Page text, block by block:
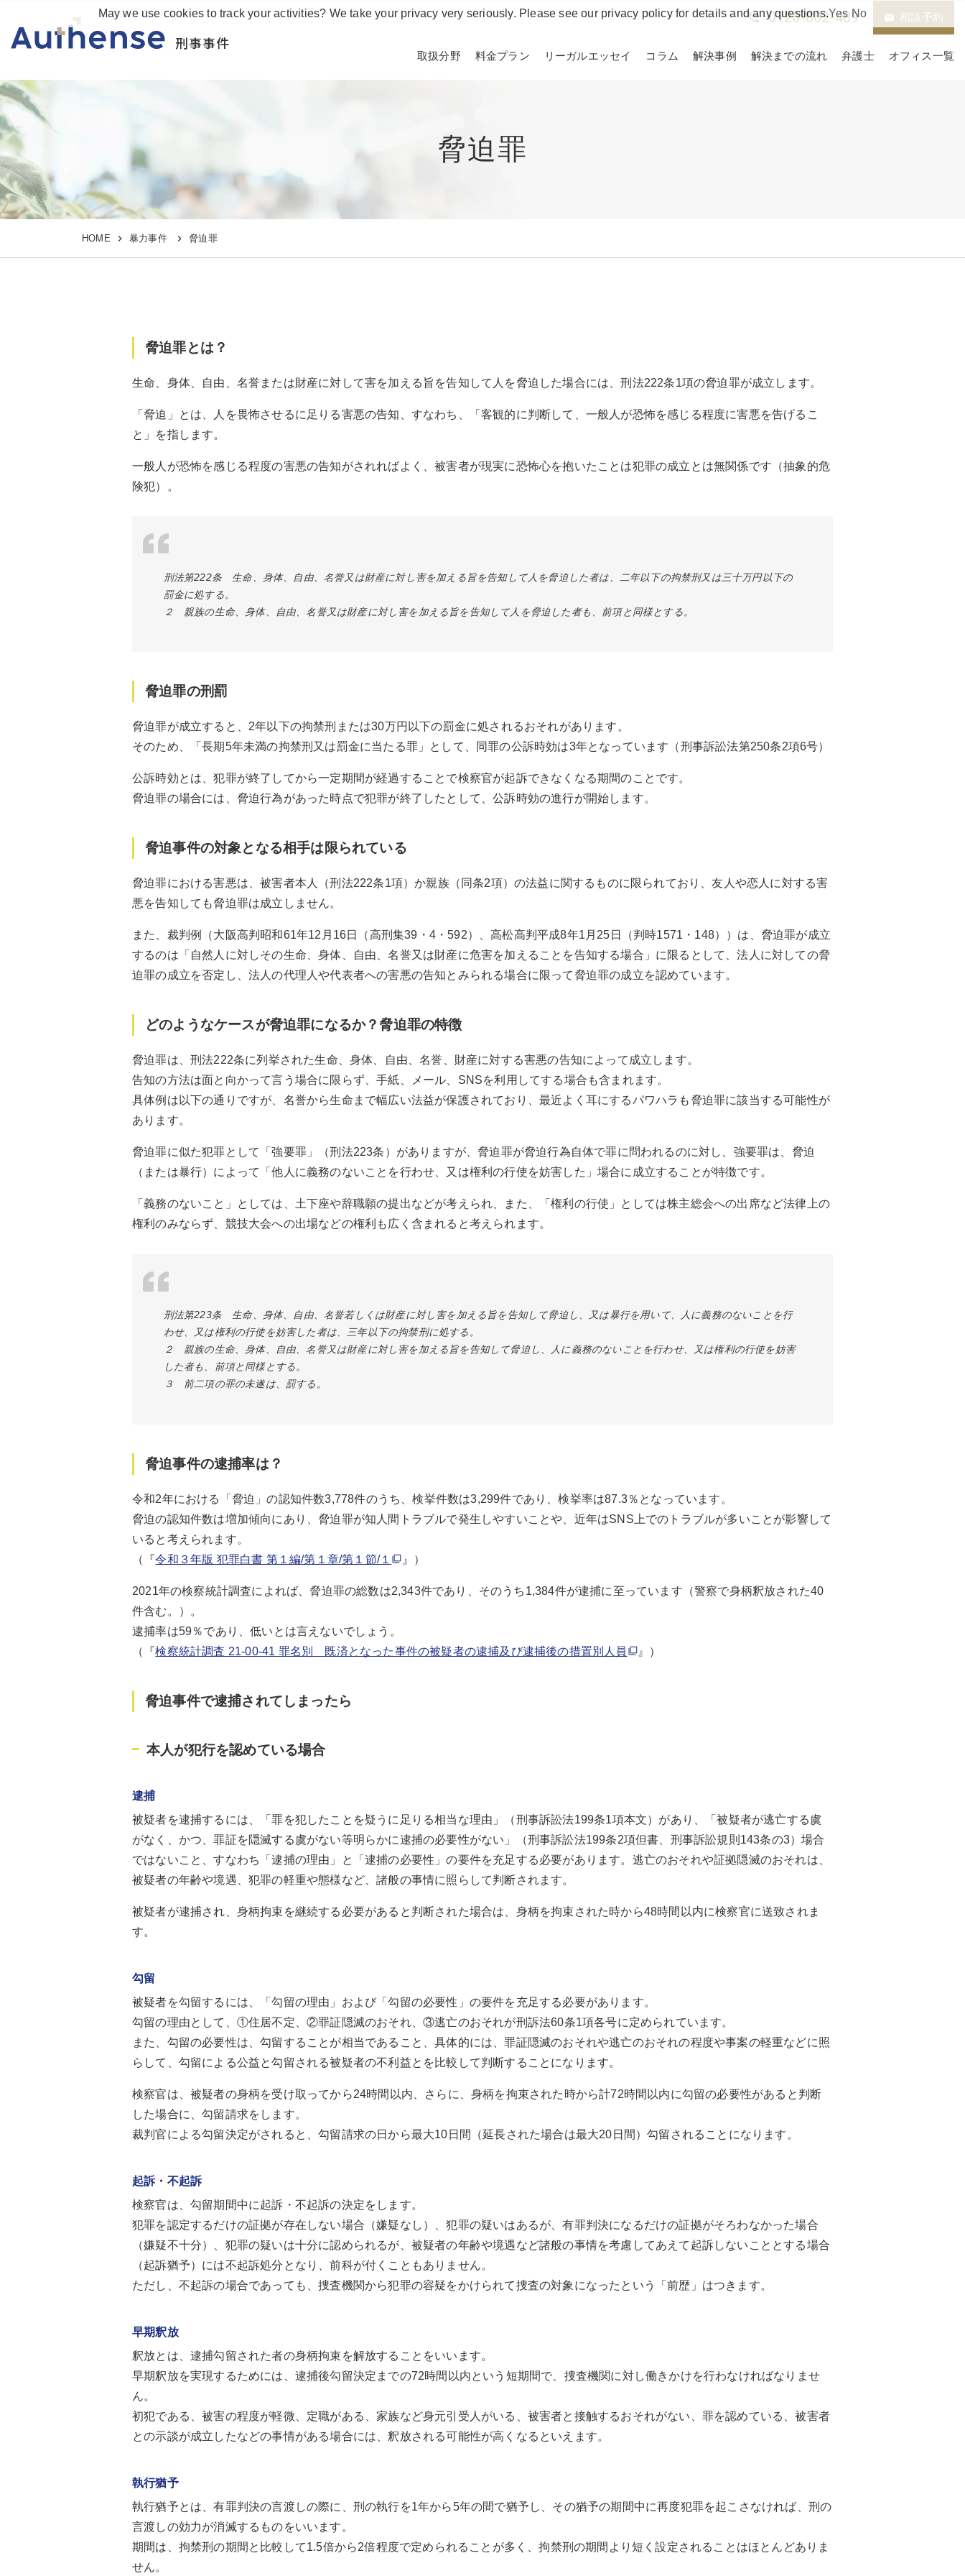
刑事事件
phone_in_talk 0120-002-489 email 相談予約
取扱分野 料金プラン リーガルエッセイ コラム 解決事例 解決までの流れ 弁護士 オフィス一覧
脅迫罪
HOME 暴力事件 脅迫罪
脅迫罪とは？
生命、身体、自由、名誉または財産に対して害を加える旨を告知して人を脅迫した場合には、刑法222条1項の脅迫罪が成立します。
「脅迫」とは、人を畏怖させるに足りる害悪の告知、すなわち、「客観的に判断して、一般人が恐怖を感じる程度に害悪を告げるこ
と」を指します。
一般人が恐怖を感じる程度の害悪の告知がされればよく、被害者が現実に恐怖心を抱いたことは犯罪の成立とは無関係です（抽象的危
険犯）。
刑法第222条 生命、身体、自由、名誉又は財産に対し害を加える旨を告知して人を脅迫した者は、二年以下の拘禁刑又は三十万円以下の
罰金に処する。
２ 親族の生命、身体、自由、名誉又は財産に対し害を加える旨を告知して人を脅迫した者も、前項と同様とする。
脅迫罪の刑罰
脅迫罪が成立すると、2年以下の拘禁刑または30万円以下の罰金に処されるおそれがあります。
そのため、「長期5年未満の拘禁刑又は罰金に当たる罪」として、同罪の公訴時効は3年となっています（刑事訴訟法第250条2項6号）
公訴時効とは、犯罪が終了してから一定期間が経過することで検察官が起訴できなくなる期間のことです。
脅迫罪の場合には、脅迫行為があった時点で犯罪が終了したとして、公訴時効の進行が開始します。
脅迫事件の対象となる相手は限られている
脅迫罪における害悪は、被害者本人（刑法222条1項）か親族（同条2項）の法益に関するものに限られており、友人や恋人に対する害
悪を告知しても脅迫罪は成立しません。
また、裁判例（大阪高判昭和61年12月16日（高刑集39・4・592）、高松高判平成8年1月25日（判時1571・148））は、脅迫罪が成立
するのは「自然人に対しその生命、身体、自由、名誉又は財産に危害を加えることを告知する場合」に限るとして、法人に対しての脅
迫罪の成立を否定し、法人の代理人や代表者への害悪の告知とみられる場合に限って脅迫罪の成立を認めています。
どのようなケースが脅迫罪になるか？脅迫罪の特徴
脅迫罪は、刑法222条に列挙された生命、身体、自由、名誉、財産に対する害悪の告知によって成立します。
告知の方法は面と向かって言う場合に限らず、手紙、メール、SNSを利用してする場合も含まれます。
具体例は以下の通りですが、名誉から生命まで幅広い法益が保護されており、最近よく耳にするパワハラも脅迫罪に該当する可能性が
あります。
脅迫罪に似た犯罪として「強要罪」（刑法223条）がありますが、脅迫罪が脅迫行為自体で罪に問われるのに対し、強要罪は、脅迫
（または暴行）によって「他人に義務のないことを行わせ、又は権利の行使を妨害した」場合に成立することが特徴です。
「義務のないこと」としては、土下座や辞職願の提出などが考えられ、また、「権利の行使」としては株主総会への出席など法律上の
権利のみならず、競技大会への出場などの権利も広く含まれると考えられます。
刑法第223条 生命、身体、自由、名誉若しくは財産に対し害を加える旨を告知して脅迫し、又は暴行を用いて、人に義務のないことを行
わせ、又は権利の行使を妨害した者は、三年以下の拘禁刑に処する。
２ 親族の生命、身体、自由、名誉又は財産に対し害を加える旨を告知して脅迫し、人に義務のないことを行わせ、又は権利の行使を妨害
した者も、前項と同様とする。
３ 前二項の罪の未遂は、罰する。
脅迫事件の逮捕率は？
令和2年における「脅迫」の認知件数3,778件のうち、検挙件数は3,299件であり、検挙率は87.3％となっています。
脅迫の認知件数は増加傾向にあり、脅迫罪が知人間トラブルで発生しやすいことや、近年はSNS上でのトラブルが多いことが影響して
いると考えられます。
（『令和３年版 犯罪白書 第１編/第１章/第１節/１ 』）
2021年の検察統計調査によれば、脅迫罪の総数は2,343件であり、そのうち1,384件が逮捕に至っています（警察で身柄釈放された40
件含む。）。
逮捕率は59％であり、低いとは言えないでしょう。
（『検察統計調査 21-00-41 罪名別 既済となった事件の被疑者の逮捕及び逮捕後の措置別人員 』）
脅迫事件で逮捕されてしまったら
本人が犯行を認めている場合
逮捕
被疑者を逮捕するには、「罪を犯したことを疑うに足りる相当な理由」（刑事訴訟法199条1項本文）があり、「被疑者が逃亡する虞
がなく、かつ、罪証を隠滅する虞がない等明らかに逮捕の必要性がない」（刑事訴訟法199条2項但書、刑事訴訟規則143条の3）場合
ではないこと、すなわち「逮捕の理由」と「逮捕の必要性」の要件を充足する必要があります。逃亡のおそれや証拠隠滅のおそれは、
被疑者の年齢や境遇、犯罪の軽重や態様など、諸般の事情に照らして判断されます。
被疑者が逮捕され、身柄拘束を継続する必要があると判断された場合は、身柄を拘束された時から48時間以内に検察官に送致されま
す。
勾留
被疑者を勾留するには、「勾留の理由」および「勾留の必要性」の要件を充足する必要があります。
勾留の理由として、①住居不定、②罪証隠滅のおそれ、③逃亡のおそれが刑訴法60条1項各号に定められています。
また、勾留の必要性は、勾留することが相当であること、具体的には、罪証隠滅のおそれや逃亡のおそれの程度や事案の軽重などに照
らして、勾留による公益と勾留される被疑者の不利益とを比較して判断することになります。
検察官は、被疑者の身柄を受け取ってから24時間以内、さらに、身柄を拘束された時から計72時間以内に勾留の必要性があると判断
した場合に、勾留請求をします。
裁判官による勾留決定がされると、勾留請求の日から最大10日間（延長された場合は最大20日間）勾留されることになります。
起訴・不起訴
検察官は、勾留期間中に起訴・不起訴の決定をします。
犯罪を認定するだけの証拠が存在しない場合（嫌疑なし）、犯罪の疑いはあるが、有罪判決になるだけの証拠がそろわなかった場合
（嫌疑不十分）、犯罪の疑いは十分に認められるが、被疑者の年齢や境遇など諸般の事情を考慮してあえて起訴しないこととする場合
（起訴猶予）には不起訴処分となり、前科が付くこともありません。
ただし、不起訴の場合であっても、捜査機関から犯罪の容疑をかけられて捜査の対象になったという「前歴」はつきます。
早期釈放
釈放とは、逮捕勾留された者の身柄拘束を解放することをいいます。
早期釈放を実現するためには、逮捕後勾留決定までの72時間以内という短期間で、捜査機関に対し働きかけを行わなければなりませ
ん。
初犯である、被害の程度が軽微、定職がある、家族など身元引受人がいる、被害者と接触するおそれがない、罪を認めている、被害者
との示談が成立したなどの事情がある場合には、釈放される可能性が高くなるといえます。
執行猶予
執行猶予とは、有罪判決の言渡しの際に、刑の執行を1年から5年の間で猶予し、その猶予の期間中に再度犯罪を起こさなければ、刑の
言渡しの効力が消滅するものをいいます。
期間は、拘禁刑の期間と比較して1.5倍から2倍程度で定められることが多く、拘禁刑の期間より短く設定されることはほとんどありま
せん。
May we use cookies to track your activities? We take your privacy very seriously. Please see our privacy policy for details and any questions.Yes No